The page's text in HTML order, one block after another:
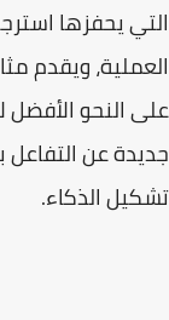
التي يحفزها
العملية، ويقدم
على النحو الأفضل
جديدة عن التفاعل
تشكيل الذكاء.